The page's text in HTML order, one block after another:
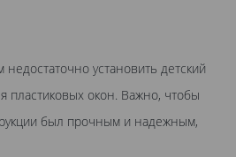
установить детский
пластиковых окон. Важно, чтобы
был прочным и надежным,